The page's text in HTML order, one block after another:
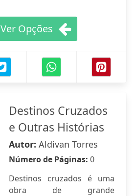
Ver Opções
Destinos Cruzados
e Outras Histórias
Autor: Aldivan Torres
Número de Páginas: 0
Destinos cruzados é uma
obra de grande